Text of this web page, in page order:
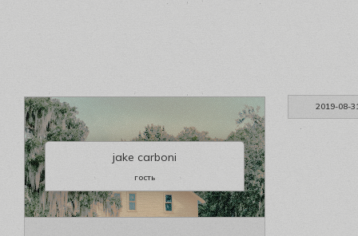
2019-08-
jake carboni
гость